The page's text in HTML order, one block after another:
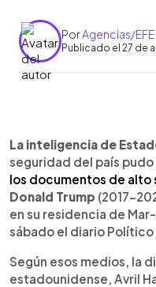
PorAgencias/EFE
Publicado el 27 de
► Escuchar
La inteligencia de
seguridad del país
los documentos de alto
Donald Trump (2017-
en su residencia de
sábado el diario Político
Según esos medios, la
estadounidense, Avril